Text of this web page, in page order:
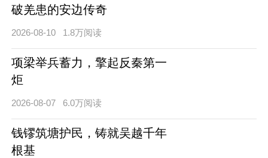
破羌患的安边传奇
2026-08-10 1.8万阅读
项梁举兵蓄力，擎起反秦第一
炬
2026-08-07 6.0万阅读
钱镠筑塘护民，铸就吴越千年
根基